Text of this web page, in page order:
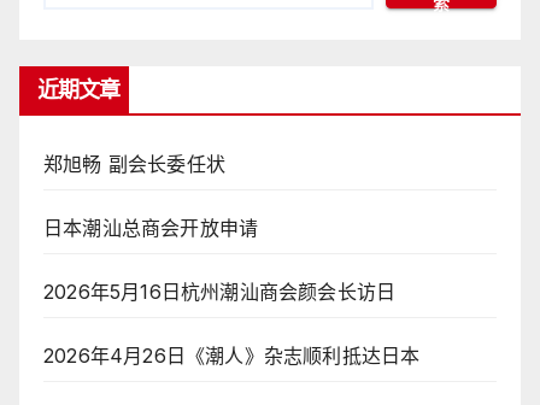
近期文章
郑旭畅 副会长委任状
日本潮汕总商会开放申请
2026年5月16日杭州潮汕商会颜会长访日
2026年4月26日《潮人》杂志顺利抵达日本